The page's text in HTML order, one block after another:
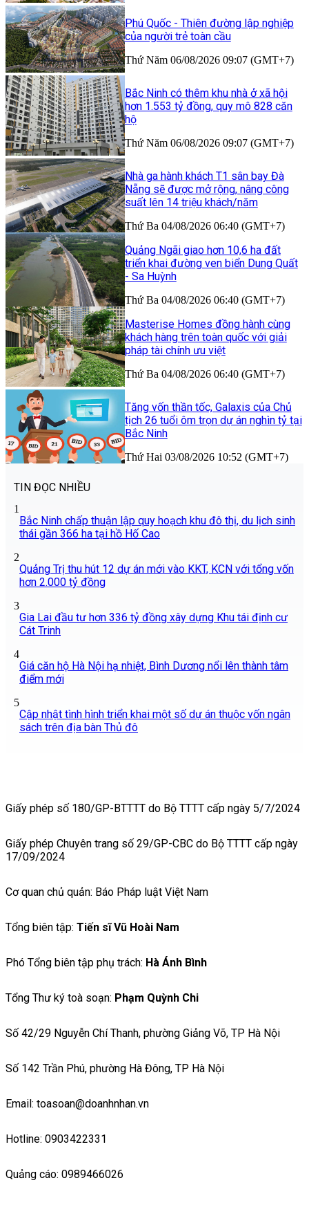
Phú Quốc - Thiên đường lập nghiệp
của người trẻ toàn cầu
Thứ Năm 06/08/2026 09:07 (GMT+7)
Bắc Ninh có thêm khu nhà ở xã hội
hơn 1.553 tỷ đồng, quy mô 828 căn
hộ
Thứ Năm 06/08/2026 09:07 (GMT+7)
Nhà ga hành khách T1 sân bay Đà
Nẵng sẽ được mở rộng, nâng công
suất lên 14 triệu khách/năm
Thứ Ba 04/08/2026 06:40 (GMT+7)
Quảng Ngãi giao hơn 10,6 ha đất
triển khai đường ven biển Dung Quất
- Sa Huỳnh
Thứ Ba 04/08/2026 06:40 (GMT+7)
Masterise Homes đồng hành cùng
khách hàng trên toàn quốc với giải
pháp tài chính ưu việt
Thứ Ba 04/08/2026 06:40 (GMT+7)
Tăng vốn thần tốc, Galaxis của Chủ
tịch 26 tuổi ôm trọn dự án nghìn tỷ tại
Bắc Ninh
Thứ Hai 03/08/2026 10:52 (GMT+7)
TIN ĐỌC NHIỀU
1
Bắc Ninh chấp thuận lập quy hoạch khu đô thị, du lịch sinh
thái gần 366 ha tại hồ Hố Cao
2
Quảng Trị thu hút 12 dự án mới vào KKT, KCN với tổng vốn
hơn 2.000 tỷ đồng
3
Gia Lai đầu tư hơn 336 tỷ đồng xây dựng Khu tái định cư
Cát Trinh
4
Giá căn hộ Hà Nội hạ nhiệt, Bình Dương nổi lên thành tâm
điểm mới
5
Cập nhật tình hình triển khai một số dự án thuộc vốn ngân
sách trên địa bàn Thủ đô
Giấy phép số 180/GP-BTTTT do Bộ TTTT cấp ngày 5/7/2024
Giấy phép Chuyên trang số 29/GP-CBC do Bộ TTTT cấp ngày
17/09/2024
Cơ quan chủ quản: Báo Pháp luật Việt Nam
Tổng biên tập: Tiến sĩ Vũ Hoài Nam
Phó Tổng biên tập phụ trách: Hà Ánh Bình
Tổng Thư ký toà soạn: Phạm Quỳnh Chi
Số 42/29 Nguyễn Chí Thanh, phường Giảng Võ, TP Hà Nội
Số 142 Trần Phú, phường Hà Đông, TP Hà Nội
Email: toasoan@doanhnhan.vn
Hotline: 0903422331
Quảng cáo: 0989466026